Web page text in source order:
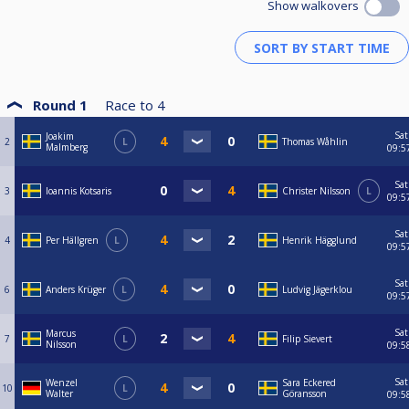
Show walkovers
Round 1 Race to 4
2
Joakim
Malmberg
L Thomas Wåhlin
Sat
3 Ioannis Kotsaris Christer Nilsson L
Sat
4 Per Hällgren L Henrik Hägglund
Sat
6 Anders Krüger L Ludvig Jägerklou
Sat
7
Marcus
Nilsson
L Filip Sievert
Sat
10
Wenzel
Walter
L
Sara Eckered
Göransson
Sat